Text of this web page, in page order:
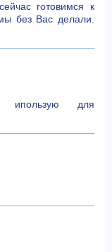
готовимся к
без Вас делали.
ипользую для